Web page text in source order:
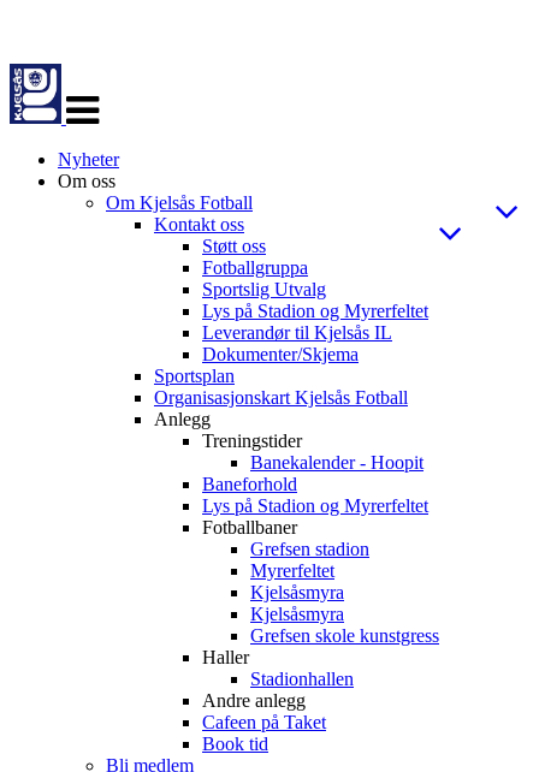
navigasjon
Nyheter
Om oss
Om Kjelsås Fotball
Kontakt oss
Støtt oss
Fotballgruppa
Sportslig Utvalg
Lys på Stadion og Myrerfeltet
Leverandør til Kjelsås IL
Dokumenter/Skjema
Sportsplan
Organisasjonskart Kjelsås Fotball
Anlegg
Treningstider
Banekalender - Hoopit
Baneforhold
Lys på Stadion og Myrerfeltet
Fotballbaner
Grefsen stadion
Myrerfeltet
Kjelsåsmyra
Kjelsåsmyra
Grefsen skole kunstgress
Haller
Stadionhallen
Andre anlegg
Cafeen på Taket
Book tid
Bli medlem